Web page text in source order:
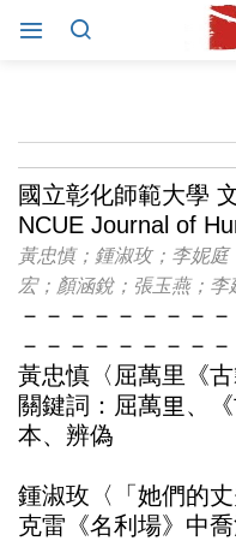
國立彰化師範大學
NCUE Journal of
黃忠慎；鍾淑玫；李妮
宏；顏涵銳；張玉燕；
－－－－－－－－
－－－－－－－－
黃忠慎〈屈萬里《古
關鍵詞：屈萬里、
本、辨偽
鍾淑玫〈「她們的
克雷《名利場》中